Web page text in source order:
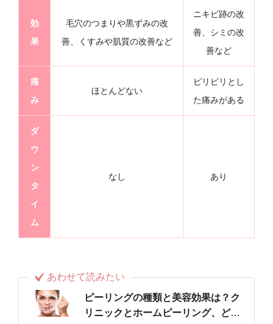
効
果
毛穴のつまりや黒ずみの改
善、くすみや肌質の改善など
ニキビ跡の改
善、シミの改
善など
痛
み
ほとんどない
ピリピリとし
た痛みがある
ダ
ウ
ン
タ
イ
ム
なし あり
あわせて読みたい
ピーリングの種類と美容効果は？ク
リニックとホームピーリング、どっ